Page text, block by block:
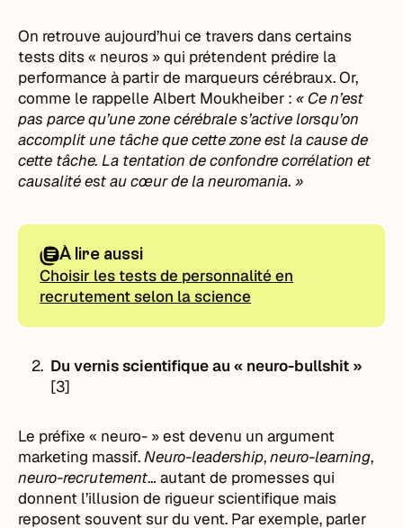
On retrouve aujourd’hui ce travers dans certains
tests dits « neuros » qui prétendent prédire la
performance à partir de marqueurs cérébraux. Or,
comme le rappelle Albert Moukheiber :« Ce n’est
pas parce qu’une zone cérébrale s’active lorsqu’on
accomplit une tâche que cette zone est la cause de
cette tâche. La tentation de confondre corrélation et
causalité est au cœur de la neuromania. »
À lire aussi
Choisir les tests de personnalité en
recrutement selon la science
Du vernis scientifique au « neuro-bullshit »
[3]
Le préfixe « neuro- » est devenu un argument
marketing massif.Neuro-leadership,neuro-learning,
neuro-recrutement… autant de promesses qui
donnent l’illusion de rigueur scientifique mais
reposent souvent sur du vent. Par exemple, parler